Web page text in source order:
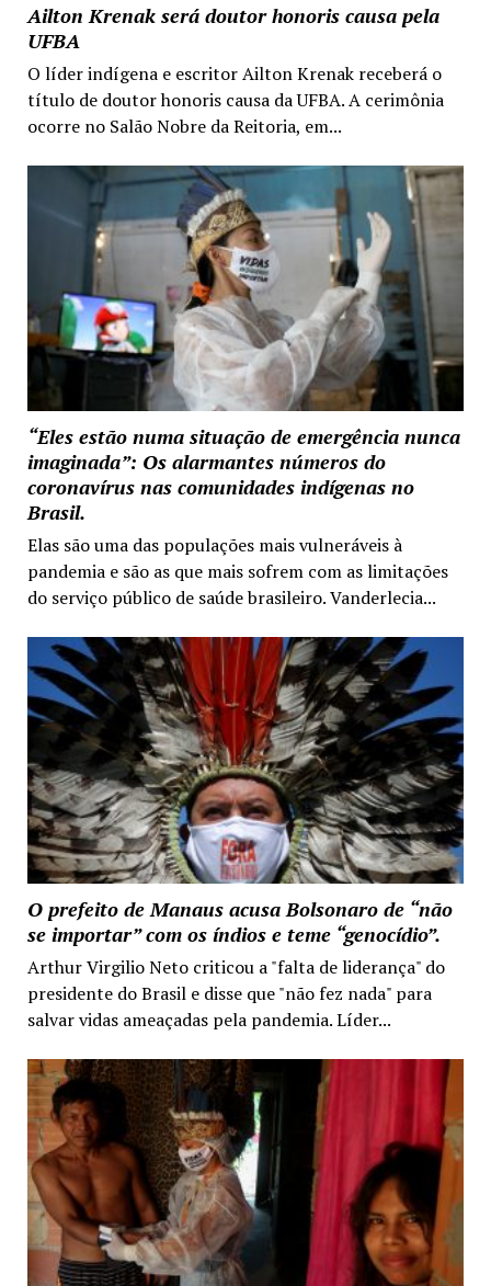
Ailton Krenak será doutor honoris causa pela
UFBA
O líder indígena e escritor Ailton Krenak receberá o
título de doutor honoris causa da UFBA. A cerimônia
ocorre no Salão Nobre da Reitoria, em...
“Eles estão numa situação de emergência nunca
imaginada”: Os alarmantes números do
coronavírus nas comunidades indígenas no
Brasil.
Elas são uma das populações mais vulneráveis à
pandemia e são as que mais sofrem com as limitações
do serviço público de saúde brasileiro. Vanderlecia...
O prefeito de Manaus acusa Bolsonaro de “não
se importar” com os índios e teme “genocídio”.
Arthur Virgilio Neto criticou a "falta de liderança" do
presidente do Brasil e disse que "não fez nada" para
salvar vidas ameaçadas pela pandemia. Líder...